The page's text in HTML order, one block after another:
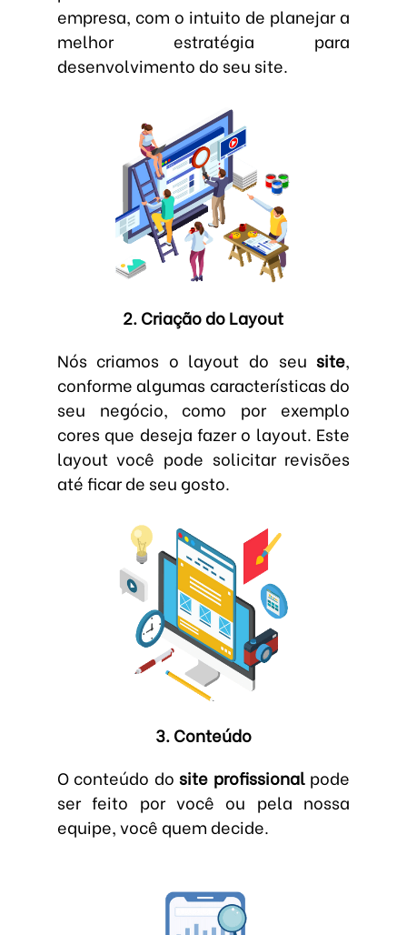
empresa, com o intuito de planejar a
melhor estratégia para
desenvolvimento do seu site.
2. Criação do Layout
Nós criamos o layout do seusite,
conforme algumas características do
seu negócio, como por exemplo
cores que deseja fazer o layout. Este
layout você pode solicitar revisões
até ficar de seu gosto.
3. Conteúdo
O conteúdo dosite profissionalpode
ser feito por você ou pela nossa
equipe, você quem decide.